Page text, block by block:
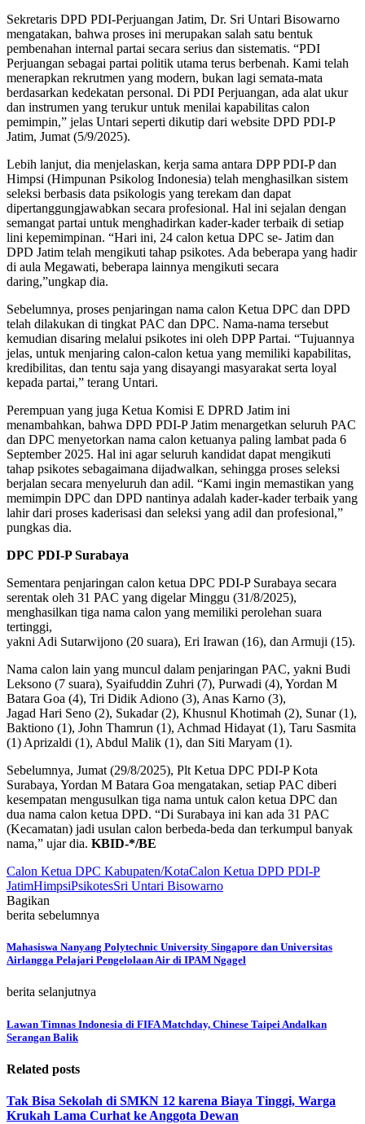
Sekretaris DPD PDI-Perjuangan Jatim, Dr. Sri Untari Bisowarno
mengatakan, bahwa proses ini merupakan salah satu bentuk
pembenahan internal partai secara serius dan sistematis. “PDI
Perjuangan sebagai partai politik utama terus berbenah. Kami telah
menerapkan rekrutmen yang modern, bukan lagi semata-mata
berdasarkan kedekatan personal. Di PDI Perjuangan, ada alat ukur
dan instrumen yang terukur untuk menilai kapabilitas calon
pemimpin,” jelas Untari seperti dikutip dari website DPD PDI-P
Jatim, Jumat (5/9/2025).
Lebih lanjut, dia menjelaskan, kerja sama antara DPP PDI-P dan
Himpsi (Himpunan Psikolog Indonesia) telah menghasilkan sistem
seleksi berbasis data psikologis yang terekam dan dapat
dipertanggungjawabkan secara profesional. Hal ini sejalan dengan
semangat partai untuk menghadirkan kader-kader terbaik di setiap
lini kepemimpinan. “Hari ini, 24 calon ketua DPC se- Jatim dan
DPD Jatim telah mengikuti tahap psikotes. Ada beberapa yang hadir
di aula Megawati, beberapa lainnya mengikuti secara
daring,”ungkap dia.
Sebelumnya, proses penjaringan nama calon Ketua DPC dan DPD
telah dilakukan di tingkat PAC dan DPC. Nama-nama tersebut
kemudian disaring melalui psikotes ini oleh DPP Partai. “Tujuannya
jelas, untuk menjaring calon-calon ketua yang memiliki kapabilitas,
kredibilitas, dan tentu saja yang disayangi masyarakat serta loyal
kepada partai,” terang Untari.
Perempuan yang juga Ketua Komisi E DPRD Jatim ini
menambahkan, bahwa DPD PDI-P Jatim menargetkan seluruh PAC
dan DPC menyetorkan nama calon ketuanya paling lambat pada 6
September 2025. Hal ini agar seluruh kandidat dapat mengikuti
tahap psikotes sebagaimana dijadwalkan, sehingga proses seleksi
berjalan secara menyeluruh dan adil. “Kami ingin memastikan yang
memimpin DPC dan DPD nantinya adalah kader-kader terbaik yang
lahir dari proses kaderisasi dan seleksi yang adil dan profesional,”
pungkas dia.
DPC PDI-P Surabaya
Sementara penjaringan calon ketua DPC PDI-P Surabaya secara
serentak oleh 31 PAC yang digelar Minggu (31/8/2025),
menghasilkan tiga nama calon yang memiliki perolehan suara
tertinggi,
yakni Adi Sutarwijono (20 suara), Eri Irawan (16), dan Armuji (15).
Nama calon lain yang muncul dalam penjaringan PAC, yakni Budi
Leksono (7 suara), Syaifuddin Zuhri (7), Purwadi (4), Yordan M
Batara Goa (4), Tri Didik Adiono (3), Anas Karno (3),
Jagad Hari Seno (2), Sukadar (2), Khusnul Khotimah (2), Sunar (1),
Baktiono (1), John Thamrun (1), Achmad Hidayat (1), Taru Sasmita
(1) Aprizaldi (1), Abdul Malik (1), dan Siti Maryam (1).
Sebelumnya, Jumat (29/8/2025), Plt Ketua DPC PDI-P Kota
Surabaya, Yordan M Batara Goa mengatakan, setiap PAC diberi
kesempatan mengusulkan tiga nama untuk calon ketua DPC dan
dua nama calon ketua DPD. “Di Surabaya ini kan ada 31 PAC
(Kecamatan) jadi usulan calon berbeda-beda dan terkumpul banyak
nama,” ujar dia. KBID-*/BE
Calon Ketua DPC Kabupaten/KotaCalon Ketua DPD PDI-P
JatimHimpsiPsikotesSri Untari Bisowarno
Bagikan
berita sebelumnya
Mahasiswa Nanyang Polytechnic University Singapore dan Universitas
Airlangga Pelajari Pengelolaan Air di IPAM Ngagel
berita selanjutnya
Lawan Timnas Indonesia di FIFA Matchday, Chinese Taipei Andalkan
Serangan Balik
Related posts
Tak Bisa Sekolah di SMKN 12 karena Biaya Tinggi, Warga
Krukah Lama Curhat ke Anggota Dewan